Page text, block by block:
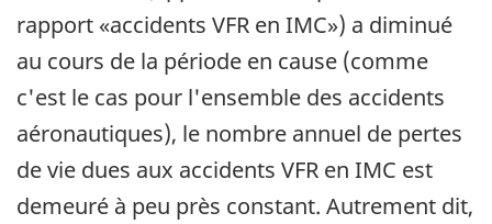
rapport «accidents VFR en IMC») a diminué
au cours de la période en cause (comme
c'est le cas pour l'ensemble des accidents
aéronautiques), le nombre annuel de pertes
de vie dues aux accidents VFR en IMC est
demeuré à peu près constant. Autrement dit,